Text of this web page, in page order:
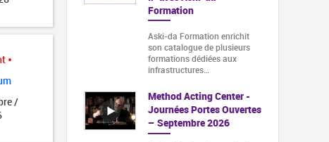
/
Formation
Aski-da Formation enrichit
son catalogue de plusieurs
formations dédiées aux
infrastructures…
Method Acting Center -
Journées Portes Ouvertes
– Septembre 2026